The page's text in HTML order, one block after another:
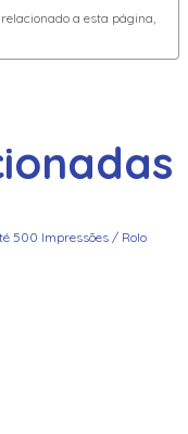
a esta página,